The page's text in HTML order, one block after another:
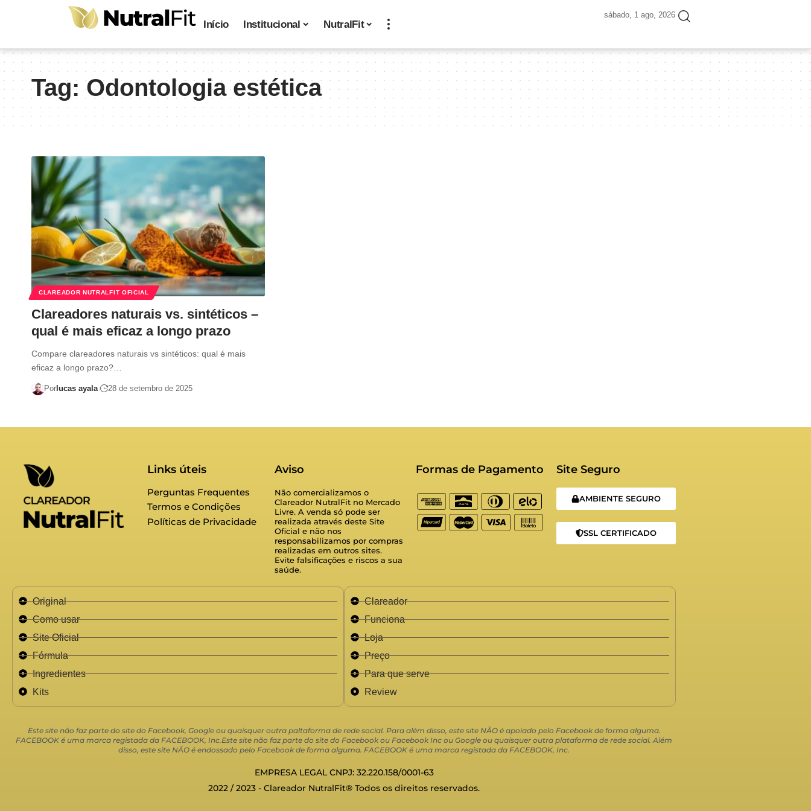
Início Institucional NutralFit
sábado, 1 ago, 2026
Tag:Odontologia estética
CLAREADOR NUTRALFIT OFICIAL
Clareadores naturais vs. sintéticos –
qual é mais eficaz a longo prazo
Compare clareadores naturais vs sintéticos: qual é mais
eficaz a longo prazo?…
Porlucas ayala 28 de setembro de 2025
Links úteis
Perguntas Frequentes
Termos e Condições
Políticas de Privacidade
Aviso
Não comercializamos o
Clareador NutralFit no Mercado
Livre. A venda só pode ser
realizada através deste Site
Oficial e não nos
responsabilizamos por compras
realizadas em outros sites.
Evite falsificações e riscos a sua
saúde.
Formas de Pagamento Site Seguro
AMBIENTE SEGURO
SSL CERTIFICADO
Original
Como usar
Site Oficial
Fórmula
Ingredientes
Kits
Clareador
Funciona
Loja
Preço
Para que serve
Review
Este site não faz parte do site do Facebook, Google ou quaisquer outra paltaforma de rede social. Para além disso, este site NÃO é apoiado pelo Facebook de forma alguma.
FACEBOOK é uma marca registada da FACEBOOK, Inc.Este site não faz parte do site do Facebook ou Facebook Inc ou Google ou quaisquer outra plataforma de rede social. Além
disso, este site NÃO é endossado pelo Facebook de forma alguma. FACEBOOK é uma marca registada da FACEBOOK, Inc.
EMPRESA LEGAL CNPJ: 32.220.158/0001-63
2022 / 2023 - Clareador NutralFit® Todos os direitos reservados.